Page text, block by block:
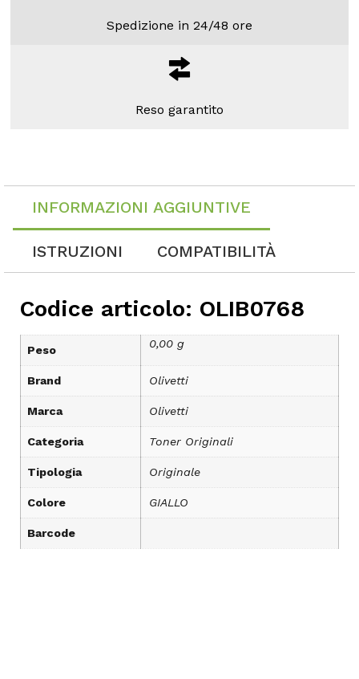
Spedizione in 24/48 ore
Reso garantito
INFORMAZIONI AGGIUNTIVE
ISTRUZIONI COMPATIBILITÀ
Codice articolo: OLIB0768
Peso 0,00 g
Brand Olivetti
Marca Olivetti
Categoria Toner Originali
Tipologia Originale
Colore GIALLO
Barcode